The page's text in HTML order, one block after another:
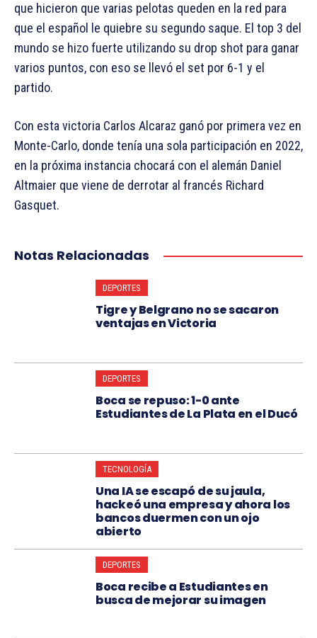
que hicieron que varias pelotas queden en la red para
que el español le quiebre su segundo saque. El top 3 del
mundo se hizo fuerte utilizando su drop shot para ganar
varios puntos, con eso se llevó el set por 6-1 y el
partido.
Con esta victoria Carlos Alcaraz ganó por primera vez en
Monte-Carlo, donde tenía una sola participación en 2022,
en la próxima instancia chocará con el alemán Daniel
Altmaier que viene de derrotar al francés Richard
Gasquet.
Notas Relacionadas
DEPORTES
Tigre y Belgrano no se sacaron
ventajas en Victoria
DEPORTES
Boca se repuso: 1-0 ante
Estudiantes de La Plata en el Ducó
TECNOLOGÍA
Una IA se escapó de su jaula,
hackeó una empresa y ahora los
bancos duermen con un ojo
abierto
DEPORTES
Boca recibe a Estudiantes en
busca de mejorar su imagen